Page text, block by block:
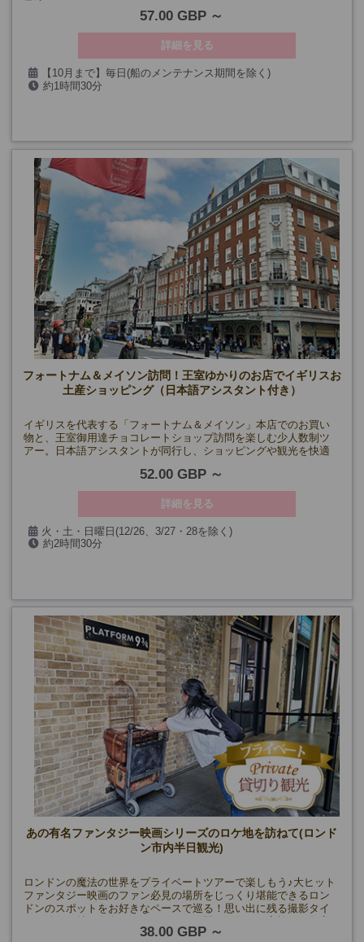
57.00 GBP
詳細を見る
【10月まで】毎日(船のメンテナンス期間を除く)
【11月～】水～日曜日、12/21・22・28・29
約1時間30分
フォートナム＆メイソン訪問！王室ゆかりのお店でイギリスお
土産ショッピング（日本語アシスタント付き）
イギリスを代表する「フォートナム＆メイソン」本店でのお買い
物と、王室御用達チョコレートショップ訪問を楽しむ少人数制ツ
アー。日本語アシスタントが同行し、ショッピングや観光を快適
52.00 GBP
詳細を見る
火・土・日曜日(12/26、3/27・28を除く)
約2時間30分
あの有名ファンタジー映画シリーズのロケ地を訪ねて(ロンド
ン市内半日観光)
ロンドンの魔法の世界をプライベートツアーで楽しもう♪大ヒット
ファンタジー映画のファン必見の場所をじっくり堪能できるロン
ドンのスポットをお好きなペースで巡る！思い出に残る撮影タイ
りにも最適なプライベートツアーです。
38.00 GBP